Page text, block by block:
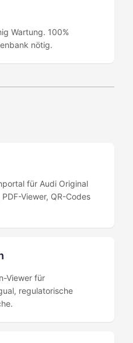
Wartung. 100%
nötig.
für Audi Original
Viewer, QR-Codes
Viewer für
regulatorische